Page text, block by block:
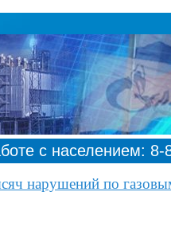
с населением: 8-
нарушений по